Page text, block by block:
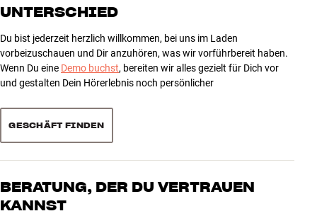
ANGEBOTE
Store Finden
Kundendienst
Anmelden
UNTERSCHIED
Du bist jederzeit herzlich willkommen, bei uns im Laden
vorbeizuschauen und Dir anzuhören, was wir vorführbereit haben.
Wenn Du eine Demo buchst, bereiten wir alles gezielt für Dich vor
und gestalten Dein Hörerlebnis noch persönlicher
GESCHÄFT FINDEN
BERATUNG, DER DU VERTRAUEN
KANNST